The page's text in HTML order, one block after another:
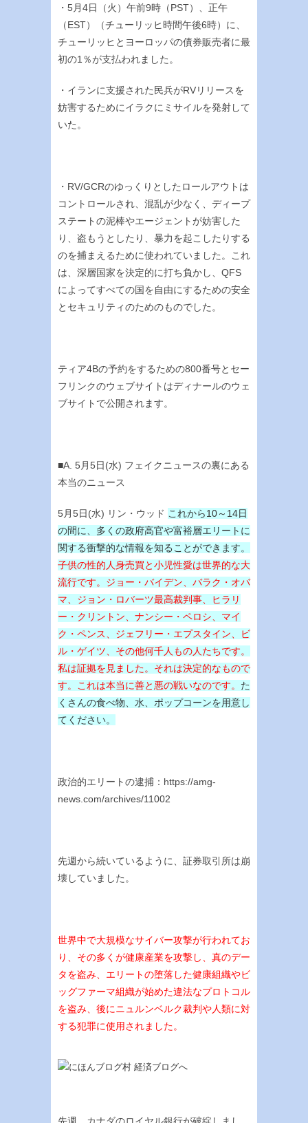
・5月4日（火）午前9時（PST）、正午
（EST）（チューリッヒ時間午後6時）に、
チューリッヒとヨーロッパの債券販売者に最
初の1％が支払われました。
・イランに支援された民兵がRVリリースを
妨害するためにイラクにミサイルを発射して
いた。
・RV/GCRのゆっくりとしたロールアウトは
コントロールされ、混乱が少なく、ディープ
ステートの泥棒やエージェントが妨害した
り、盗もうとしたり、暴力を起こしたりする
のを捕まえるために使われていました。これ
は、深層国家を決定的に打ち負かし、QFS
によってすべての国を自由にするための安全
とセキュリティのためのものでした。
ティア4Bの予約をするための800番号とセー
フリンクのウェブサイトはディナールのウェ
ブサイトで公開されます。
■A. 5月5日(水) フェイクニュースの裏にある
本当のニュース
5月5日(水) リン・ウッド これから10～14日
の間に、多くの政府高官や富裕層エリートに
関する衝撃的な情報を知ることができます。
子供の性的人身売買と小児性愛は世界的な大
流行です。ジョー・バイデン、バラク・オバ
マ、ジョン・ロバーツ最高裁判事、ヒラリ
ー・クリントン、ナンシー・ペロシ、マイ
ク・ペンス、ジェフリー・エプスタイン、ビ
ル・ゲイツ、その他何千人もの人たちです。
私は証拠を見ました。それは決定的なもので
す。これは本当に善と悪の戦いなのです。 た
くさんの食べ物、水、ポップコーンを用意し
てください。
政治的エリートの逮捕：https://amg-
news.com/archives/11002
先週から続いているように、証券取引所は崩
壊していました。
世界中で大規模なサイバー攻撃が行われてお
り、その多くが健康産業を攻撃し、真のデー
タを盗み、エリートの堕落した健康組織やビ
ッグファーマ組織が始めた違法なプロトコル
を盗み、後にニュルンベルク裁判や人類に対
する犯罪に使用されました。
先週、カナダのロイヤル銀行が破綻しまし